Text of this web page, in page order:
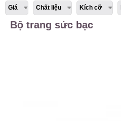
Giá Chất liệu Kích cỡ
Bộ trang sức bạc